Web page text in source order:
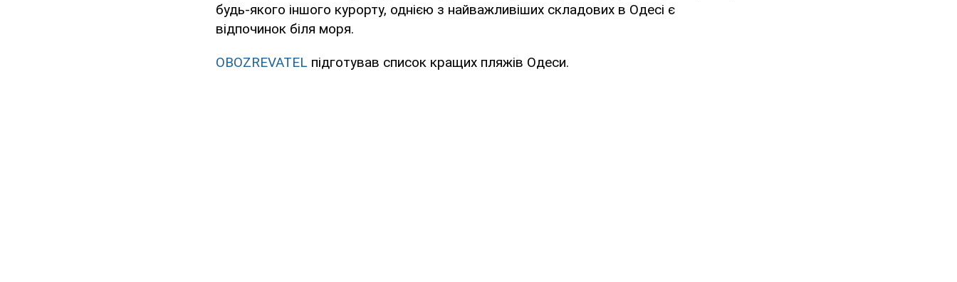
будь-якого іншого курорту, однією з найважливіших складових в Одесі є
відпочинок біля моря.
OBOZREVATEL підготував список кращих пляжів Одеси.